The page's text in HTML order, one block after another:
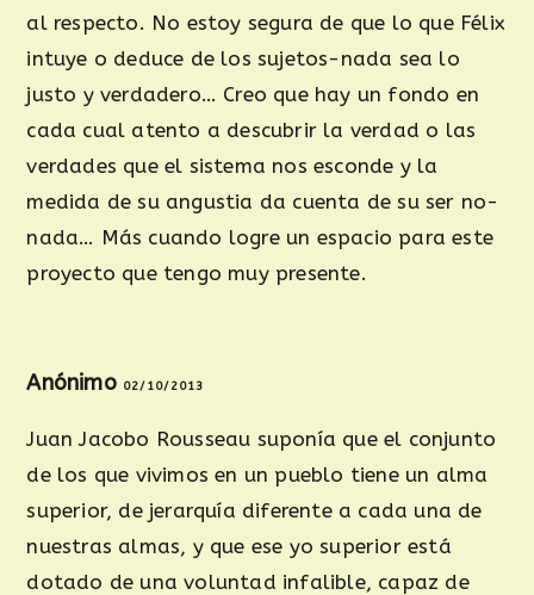
al respecto. No estoy segura de que lo que Félix
intuye o deduce de los sujetos-nada sea lo
justo y verdadero… Creo que hay un fondo en
cada cual atento a descubrir la verdad o las
verdades que el sistema nos esconde y la
medida de su angustia da cuenta de su ser no-
nada… Más cuando logre un espacio para este
proyecto que tengo muy presente.
Anónimo 02/10/2013
Juan Jacobo Rousseau suponía que el conjunto
de los que vivimos en un pueblo tiene un alma
superior, de jerarquía diferente a cada una de
nuestras almas, y que ese yo superior está
dotado de una voluntad infalible, capaz de